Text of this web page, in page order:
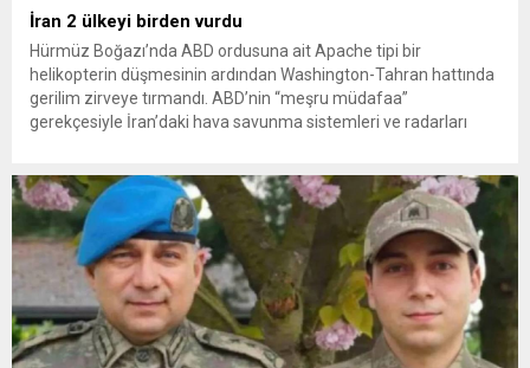
İran 2 ülkeyi birden vurdu
Hürmüz Boğazı’nda ABD ordusuna ait Apache tipi bir
helikopterin düşmesinin ardından Washington-Tahran hattında
gerilim zirveye tırmandı. ABD’nin “meşru müdafaa”
gerekçesiyle İran’daki hava savunma sistemleri ve radarları
yeni bir ABD saldırısına anında yanıt verileceğini duyurdu....